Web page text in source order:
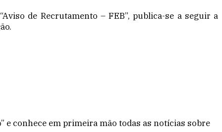
de Recrutamento – FEB”, publica-se a seguir a
e conhece em primeira mão todas as notícias sobre